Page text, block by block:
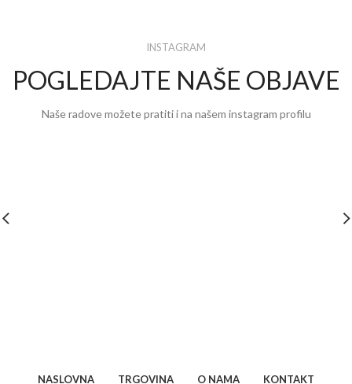
INSTAGRAM
POGLEDAJTE NAŠE OBJAVE
Naše radove možete pratiti i na našem instagram profilu
NASLOVNA TRGOVINA O NAMA KONTAKT